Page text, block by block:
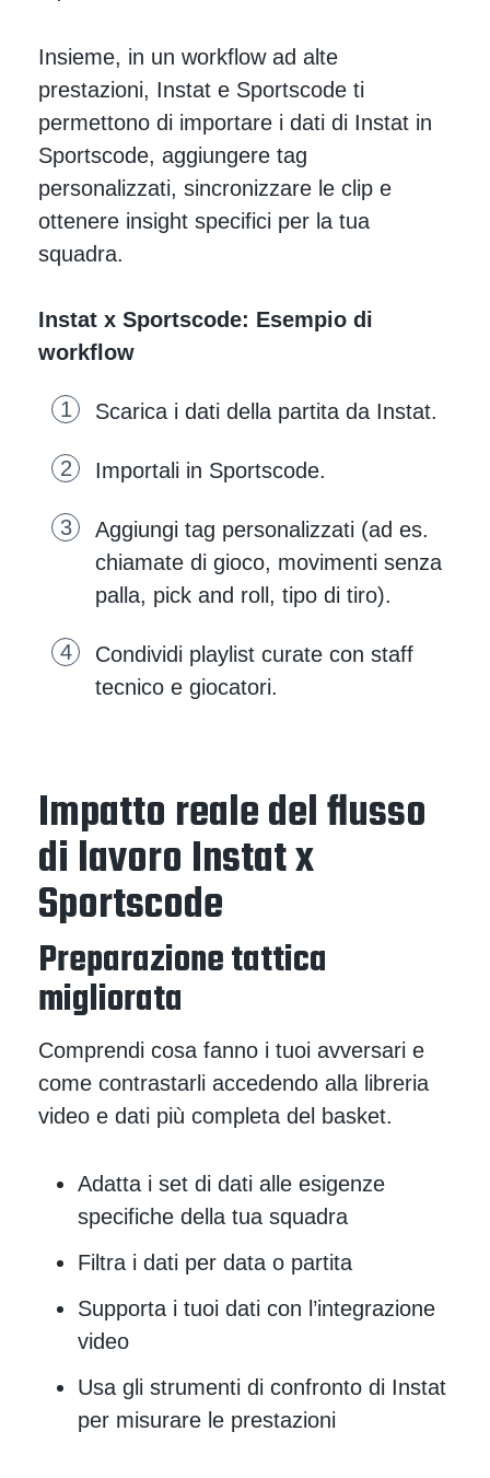
Insieme, in un workflow ad alte
prestazioni, Instat e Sportscode ti
permettono di importare i dati di Instat in
Sportscode, aggiungere tag
personalizzati, sincronizzare le clip e
ottenere insight specifici per la tua
squadra.
Instat x Sportscode: Esempio di
workflow
Scarica i dati della partita da Instat.
Importali in Sportscode.
Aggiungi tag personalizzati (ad es.
chiamate di gioco, movimenti senza
palla, pick and roll, tipo di tiro).
Condividi playlist curate con staff
tecnico e giocatori.
Impatto reale del flusso
di lavoro Instat x
Sportscode
Preparazione tattica
migliorata
Comprendi cosa fanno i tuoi avversari e
come contrastarli accedendo alla libreria
video e dati più completa del basket.
Adatta i set di dati alle esigenze
specifiche della tua squadra
Filtra i dati per data o partita
Supporta i tuoi dati con l’integrazione
video
Usa gli strumenti di confronto di Instat
per misurare le prestazioni